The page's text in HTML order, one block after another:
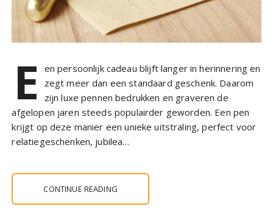
E
en persoonlijk cadeau blijft langer in herinnering en
zegt meer dan een standaard geschenk. Daarom
zijn luxe pennen bedrukken en graveren de
afgelopen jaren steeds populairder geworden. Een pen
krijgt op deze manier een unieke uitstraling, perfect voor
relatiegeschenken, jubilea…
CONTINUE READING